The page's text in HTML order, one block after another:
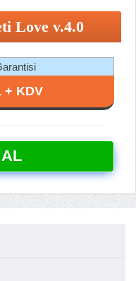
Love v.4.0
+ KDV